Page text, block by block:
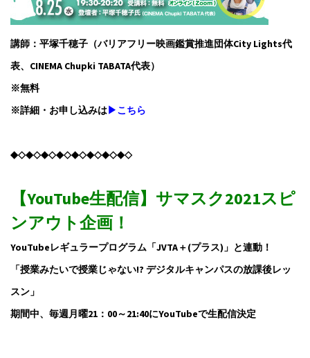
講師：平塚千穂子（バリアフリー映画鑑賞推進団体City Lights代
表、CINEMA Chupki TABATA代表）
※無料
※詳細・お申し込みは▶こちら
◆◇◆◇◆◇◆◇◆◇◆◇◆◇◆◇
【YouTube生配信】サマスク2021スピ
ンアウト企画！
YouTubeレギュラープログラム「JVTA＋(プラス)」と連動！
「授業みたいで授業じゃない!? デジタルキャンパスの放課後レッ
スン」
期間中、毎週月曜21：00～21:40にYouTubeで生配信決定